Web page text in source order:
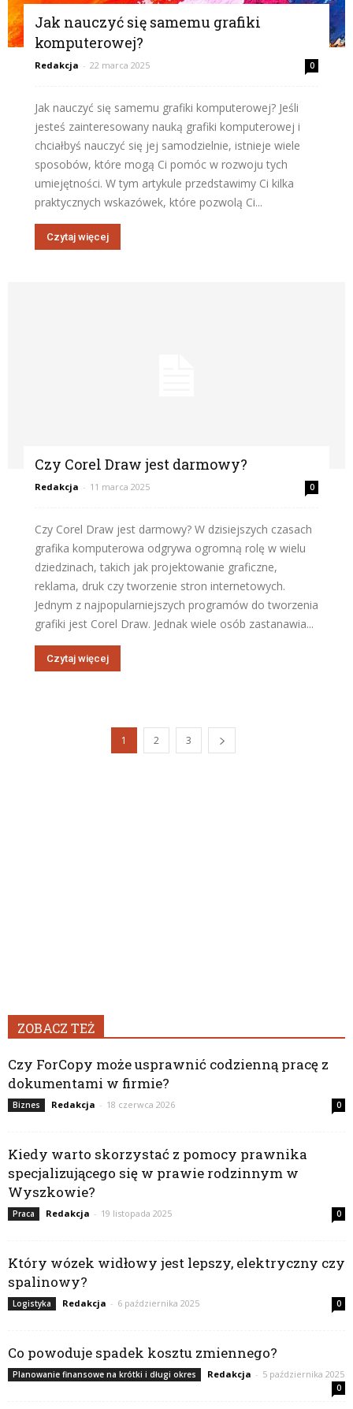
Jak nauczyć się samemu grafiki
komputerowej?
Redakcja - 22 marca 2025 0
Jak nauczyć się samemu grafiki komputerowej? Jeśli
jesteś zainteresowany nauką grafiki komputerowej i
chciałbyś nauczyć się jej samodzielnie, istnieje wiele
sposobów, które mogą Ci pomóc w rozwoju tych
umiejętności. W tym artykule przedstawimy Ci kilka
praktycznych wskazówek, które pozwolą Ci...
Czytaj więcej
Czy Corel Draw jest darmowy?
Redakcja - 11 marca 2025 0
Czy Corel Draw jest darmowy? W dzisiejszych czasach
grafika komputerowa odgrywa ogromną rolę w wielu
dziedzinach, takich jak projektowanie graficzne,
reklama, druk czy tworzenie stron internetowych.
Jednym z najpopularniejszych programów do tworzenia
grafiki jest Corel Draw. Jednak wiele osób zastanawia...
Czytaj więcej
1 2 3
ZOBACZ TEŻ
Czy ForCopy może usprawnić codzienną pracę z
dokumentami w firmie?
Biznes Redakcja - 18 czerwca 2026 0
Kiedy warto skorzystać z pomocy prawnika
specjalizującego się w prawie rodzinnym w
Wyszkowie?
Praca Redakcja - 19 listopada 2025 0
Który wózek widłowy jest lepszy, elektryczny czy
spalinowy?
Logistyka Redakcja - 6 października 2025 0
Co powoduje spadek kosztu zmiennego?
Planowanie finansowe na krótki i długi okres Redakcja - 5 października 2025
0